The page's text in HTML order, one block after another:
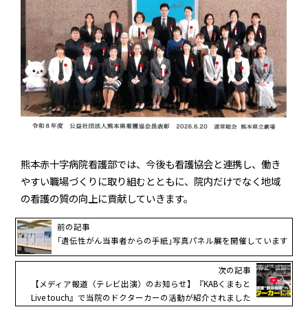
熊本赤十字病院看護部では、今後も看護協会と連携し、働き
やすい職場づくりに取り組むとともに、院内だけでなく地域
の看護の質の向上に貢献していきます。
前の記事
｢遺伝性がん当事者からの手紙｣写真パネル展を開催しています
次の記事
【メディア報道（テレビ出演）のお知らせ】『KABくまもと
Live touch』で当院のドクターカーの活動が紹介されました